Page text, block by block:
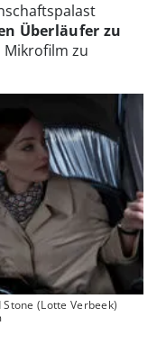
Überläufer zu
Mikrofilm zu
(Lotte Verbeek)